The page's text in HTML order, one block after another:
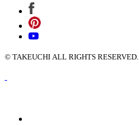
© TAKEUCHI ALL RIGHTS RESERVED.